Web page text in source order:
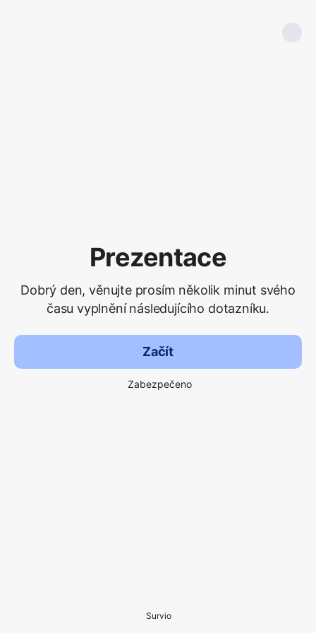
Prezentace
Dobrý den, věnujte prosím několik minut svého
času vyplnění následujícího dotazníku.
Začít
Zabezpečeno
Survio